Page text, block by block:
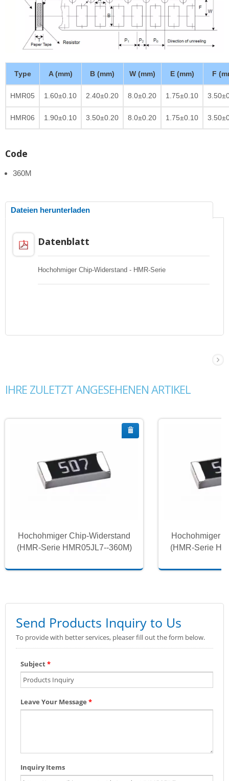
Type A (mm) B (mm) W (mm) E (mm) F
HMR05 1.60±0.10 2.40±0.20 8.0±0.20 1.75±0.10
HMR06 1.90±0.10 3.50±0.20 8.0±0.20 1.75±0.10
Code
360M
Dateien herunterladen
Datenblatt
Hochohmiger Chip-Widerstand - HMR-Serie
IHRE ZULETZT ANGESEHENEN ARTIKEL
Hochohmiger Chip-Widerstand
(HMR-Serie HMR05JL7--360M)
Hochohmiger
(HMR-Serie